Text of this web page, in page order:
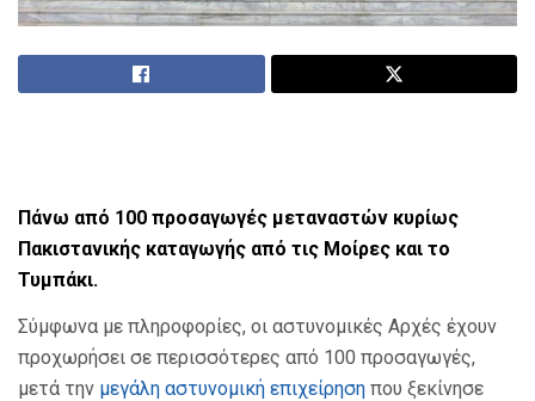
Πάνω από 100 προσαγωγές μεταναστών κυρίως
Πακιστανικής καταγωγής από τις Μοίρες και το
Τυμπάκι.
Σύμφωνα με πληροφορίες, οι αστυνομικές Αρχές έχουν
προχωρήσει σε περισσότερες από 100 προσαγωγές,
μετά την μεγάλη αστυνομική επιχείρηση που ξεκίνησε